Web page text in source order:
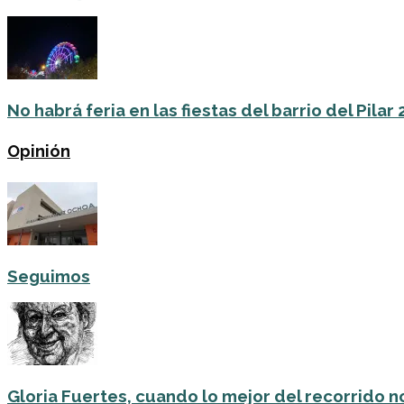
No habrá feria en las fiestas del barrio del Pilar
Opinión
Seguimos
Gloria Fuertes, cuando lo mejor del recorrido